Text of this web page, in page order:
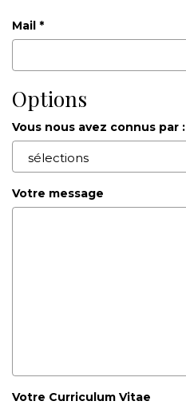
Mail *
Options
Vous nous avez connus par :
Votre message
Votre Curriculum Vitae